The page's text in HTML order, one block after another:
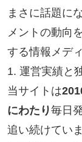
まさに話題に
メントの動向
する情報メデ
1. 運営実績と
当サイトは
にわたり毎日
追い続けてい